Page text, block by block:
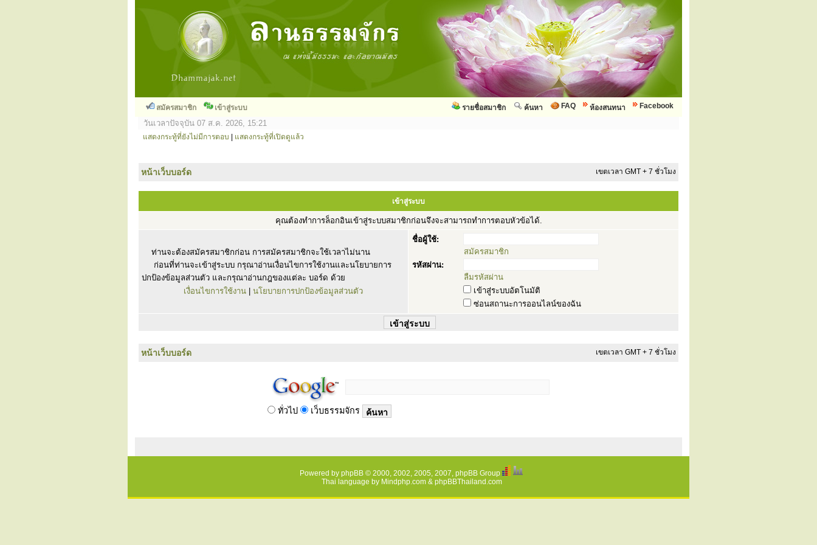
สมัครสมาชิก เข้าสู่ระบบ Facebook
ห้องสนทนา
FAQ
ค้นหา
รายชื่อสมาชิก
วันเวลาปัจจุบัน 07 ส.ค. 2026, 15:21
แสดงกระทู้ที่ยังไม่มีการตอบ แสดงกระทู้ที่เปิดดูแล้ว
หน้าเว็บบอร์ด เขตเวลา GMT + 7 ชั่วโมง
เข้าสู่ระบบ
คุณต้องทำการล็อกอินเข้าสู่ระบบสมาชิกก่อนจึงจะสามารถทำการตอบหัวข้อได้.
ท่านจะต้องสมัครสมาชิกก่อน การสมัครสมาชิกจะใช้เวลาไม่นาน
ก่อนที่ท่านจะเข้าสู่ระบบ กรุณาอ่านเงื่อนไขการใช้งานและนโยบายการ
ปกป้องข้อมูลส่วนตัว และกรุณาอ่านกฎของแต่ละ บอร์ด ด้วย
เงื่อนไขการใช้งาน
นโยบายการปกป้องข้อมูลส่วนตัว
ชื่อผู้ใช้:
สมัครสมาชิก
รหัสผ่าน:
ลืมรหัสผ่าน
เข้าสู่ระบบอัตโนมัติ
ซ่อนสถานะการออนไลน์ของฉัน
หน้าเว็บบอร์ด เขตเวลา GMT + 7 ชั่วโมง
ทั่วไป เว็บธรรมจักร
Powered by phpBB © 2000, 2002, 2005, 2007, phpBB Group
Thai language by Mindphp.com& phpBBThailand.com